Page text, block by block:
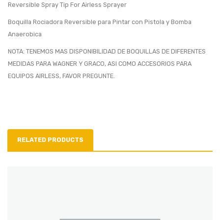
Reversible Spray Tip For Airless Sprayer
Boquilla Rociadora Reversible para Pintar con Pistola y Bomba
Anaerobica
NOTA: TENEMOS MAS DISPONIBILIDAD DE BOQUILLAS DE DIFERENTES
MEDIDAS PARA WAGNER Y GRACO, ASI COMO ACCESORIOS PARA
EQUIPOS AIRLESS, FAVOR PREGUNTE.
RELATED PRODUCTS